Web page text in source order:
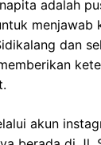
adalah
menjawab
dan
akun